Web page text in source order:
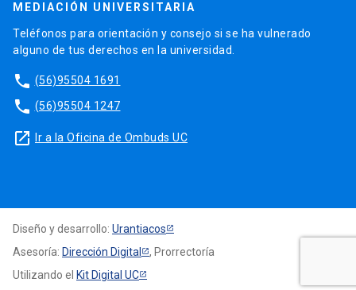
MEDIACIÓN UNIVERSITARIA
Teléfonos para orientación y consejo si se ha vulnerado
alguno de tus derechos en la universidad.
phone (56)95504 1691
phone (56)95504 1247
launch Ir a la Oficina de Ombuds UC
Diseño y desarrollo: Urantiacos
Asesoría: Dirección Digital
, Prorrectoría
Utilizando el Kit Digital UC